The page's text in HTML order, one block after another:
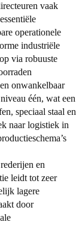
vaak
operationele
industriële
via robuuste
onwankelbaar
één, wat een
speciaal staal en
naar logistiek in
en
leidt tot zeer
lagere
door